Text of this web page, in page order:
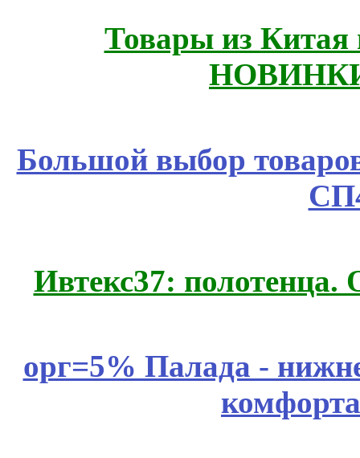
Товары из Китая
Большой выбор
Ивтекс37:
орг=5% Палада -